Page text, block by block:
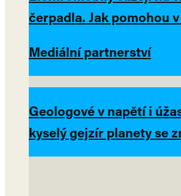
čerpadla. Jak pomohou
Mediální partnerství
Geologové v napětí i
kyselý gejzír planety se